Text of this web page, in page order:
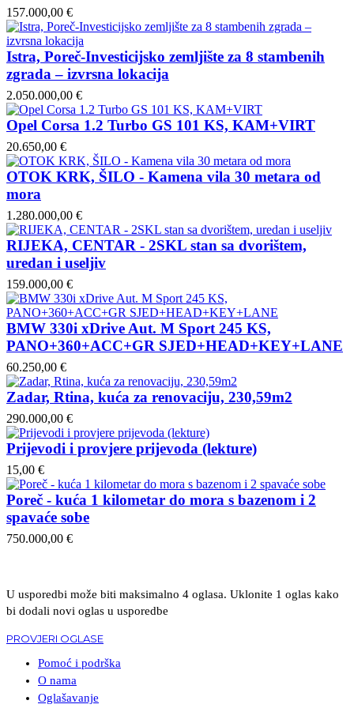
157.000,00 €
Istra, Poreč-Investicijsko zemljište za 8 stambenih
zgrada – izvrsna lokacija
2.050.000,00 €
Opel Corsa 1.2 Turbo GS 101 KS, KAM+VIRT
20.650,00 €
OTOK KRK, ŠILO - Kamena vila 30 metara od
mora
1.280.000,00 €
RIJEKA, CENTAR - 2SKL stan sa dvorištem,
uredan i useljiv
159.000,00 €
BMW 330i xDrive Aut. M Sport 245 KS,
PANO+360+ACC+GR SJED+HEAD+KEY+LANE
60.250,00 €
Zadar, Rtina, kuća za renovaciju, 230,59m2
290.000,00 €
Prijevodi i provjere prijevoda (lekture)
15,00 €
Poreč - kuća 1 kilometar do mora s bazenom i 2
spavaće sobe
750.000,00 €
U usporedbi može biti maksimalno 4 oglasa. Uklonite 1 oglas kako
bi dodali novi oglas u usporedbe
PROVJERI OGLASE
Pomoć i podrška
O nama
Oglašavanje